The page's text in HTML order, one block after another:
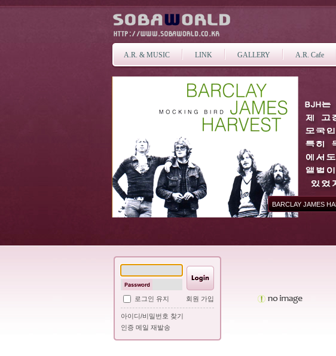
A.R. & MUSIC LINK GALLERY A.R. Cafe
BARCLAY JAMES
로그인 유지 회원 가입
아이디/비밀번호 찾기
인증 메일 재발송